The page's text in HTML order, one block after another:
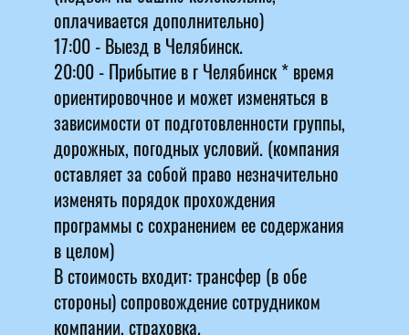
оплачивается дополнительно)
17:00 - Выезд в Челябинск.
20:00 - Прибытие в г Челябинск * время
ориентировочное и может изменяться в
зависимости от подготовленности группы,
дорожных, погодных условий. (компания
оставляет за собой право незначительно
изменять порядок прохождения
программы с сохранением ее содержания
в целом)
В стоимость входит: трансфер (в обе
стороны) сопровождение сотрудником
компании, страховка.